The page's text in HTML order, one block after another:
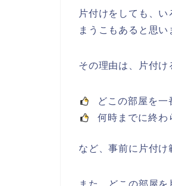
片付けをしても、
まうこもあると思い
その理由は、片付け
どこの部屋を一
何時までに終わ
など、事前に片付け
また、どこの部屋